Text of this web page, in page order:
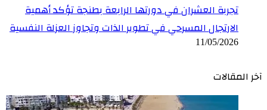
تجربة العشران في دورتها الرابعة بطنجة تؤكد أهمية
الارتجال المسرحي في تطوير الذات وتجاوز العزلة النفسية
11/05/2026
آخر المقالات